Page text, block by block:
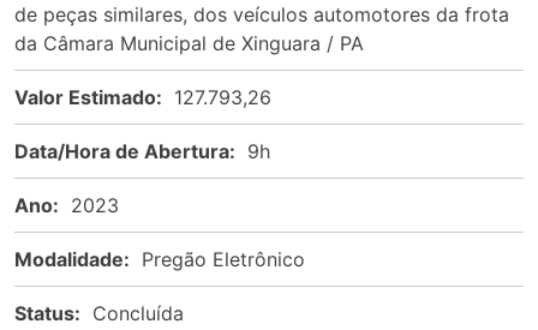
de peças similares, dos veículos automotores da frota
da Câmara Municipal de Xinguara / PA
Valor Estimado: 127.793,26
Data/Hora de Abertura: 9h
Ano: 2023
Modalidade: Pregão Eletrônico
Status: Concluída